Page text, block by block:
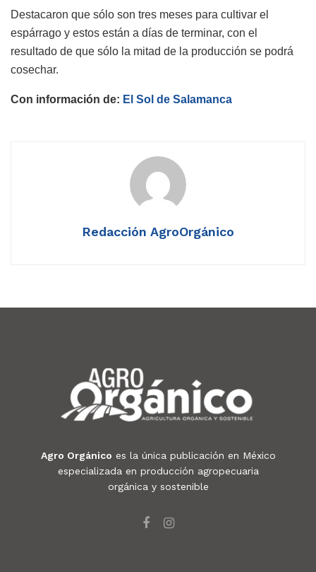
Destacaron que sólo son tres meses para cultivar el
espárrago y estos están a días de terminar, con el
resultado de que sólo la mitad de la producción se podrá
cosechar.
Con información de: El Sol de Salamanca
Redacción AgroOrgánico
Agro Orgánico es la única publicación en México
especializada en producción agropecuaria
orgánica y sostenible